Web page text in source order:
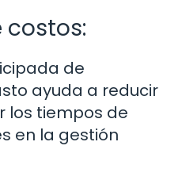
costos:
de
ayuda a reducir
los tiempos de
en la gestión